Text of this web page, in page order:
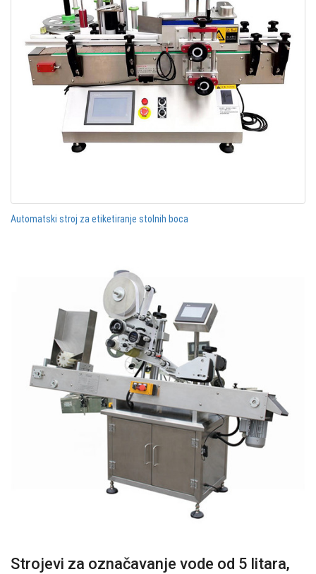
Automatski stroj za etiketiranje stolnih boca
Strojevi za označavanje vode od 5 litara,